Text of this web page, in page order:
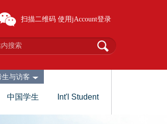
扫描二维码 使用jAccount登录
生与访客
中国学生 Int'l Student